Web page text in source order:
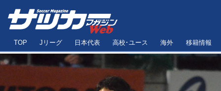
TOP Jリーグ 日本代表 高校･ユース 海外 移籍情報